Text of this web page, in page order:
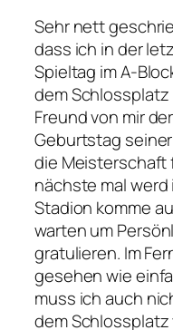
Sehr nett
dass ich in der
Spieltag im A-
dem
Freund von mir
Geburtstag
die Meisterschaft
nächste mal
Stadion komme
warten um
gratulieren. Im
gesehen wie
muss ich auch
dem